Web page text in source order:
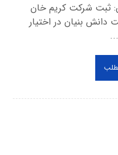
ثبت شرکت کریم خان
بنیان در اختیار